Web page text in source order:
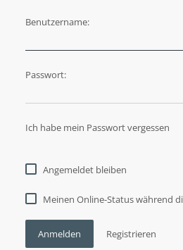
Benutzername:
Passwort:
Ich habe mein Passwort vergessen
Angemeldet bleiben
Meinen Online-Status während
Anmelden Registrieren